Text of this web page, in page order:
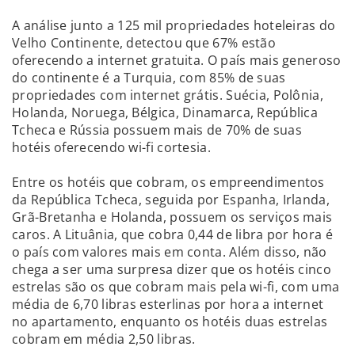
A análise junto a 125 mil propriedades hoteleiras do
Velho Continente, detectou que 67% estão
oferecendo a internet gratuita. O país mais generoso
do continente é a Turquia, com 85% de suas
propriedades com internet grátis. Suécia, Polônia,
Holanda, Noruega, Bélgica, Dinamarca, República
Tcheca e Rússia possuem mais de 70% de suas
hotéis oferecendo wi-fi cortesia.
Entre os hotéis que cobram, os empreendimentos
da República Tcheca, seguida por Espanha, Irlanda,
Grã-Bretanha e Holanda, possuem os serviços mais
caros. A Lituânia, que cobra 0,44 de libra por hora é
o país com valores mais em conta. Além disso, não
chega a ser uma surpresa dizer que os hotéis cinco
estrelas são os que cobram mais pela wi-fi, com uma
média de 6,70 libras esterlinas por hora a internet
no apartamento, enquanto os hotéis duas estrelas
cobram em média 2,50 libras.